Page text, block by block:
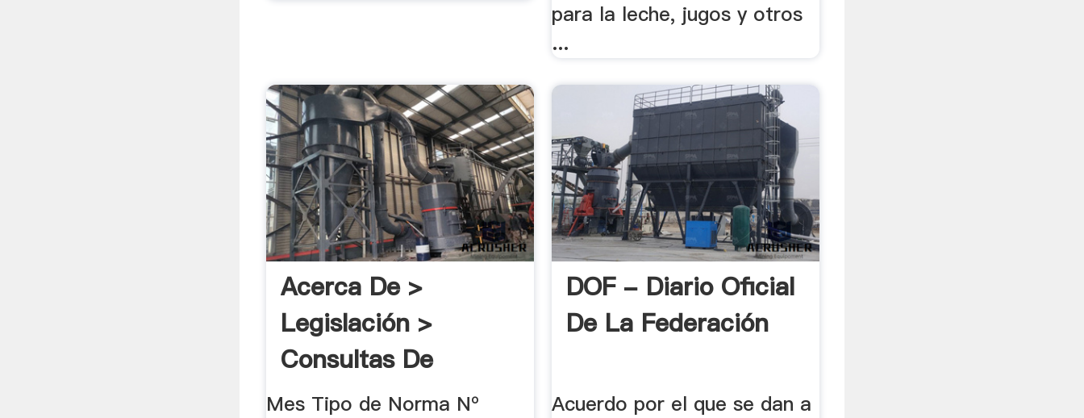
para la leche, jugos y otros
...
Acerca De >
Legislación >
Consultas De
Clasificación
Mes Tipo de Norma Nº
DOF - Diario Oficial
De La Federación
Acuerdo por el que se dan a